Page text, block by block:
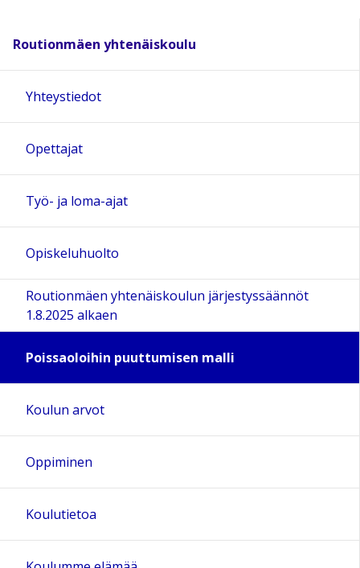
Routionmäen yhtenäiskoulu
Yhteystiedot
Opettajat
Työ- ja loma-ajat
Opiskeluhuolto
Routionmäen yhtenäiskoulun järjestyssäännöt
1.8.2025 alkaen
Poissaoloihin puuttumisen malli
Koulun arvot
Oppiminen
Koulutietoa